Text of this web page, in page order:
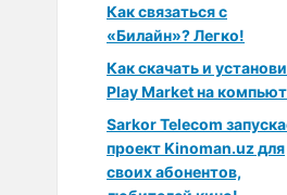
Как связаться с
«Билайн»? Легко!
Как скачать и
Play Market на
Sarkor Telecom
проект Kinoman.uz для
своих абонентов,